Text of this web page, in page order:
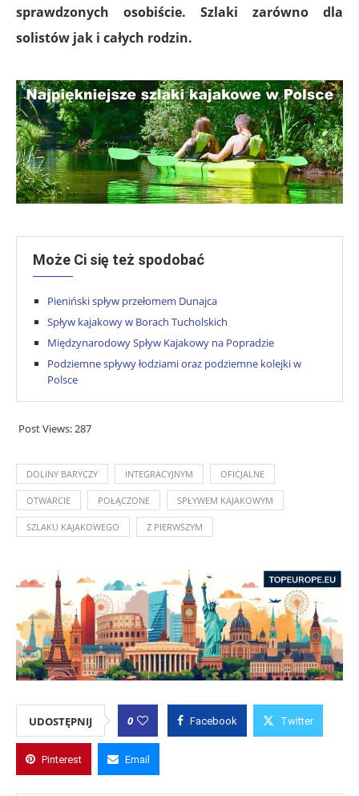
sprawdzonych osobiście. Szlaki zarówno dla
solistów jak i całych rodzin.
Może Ci się też spodobać
Pieniński spływ przełomem Dunajca
Spływ kajakowy w Borach Tucholskich
Międzynarodowy Spływ Kajakowy na Popradzie
Podziemne spływy łodziami oraz podziemne kolejki w
Polsce
Post Views:287
DOLINY BARYCZY INTEGRACYJNYM OFICJALNE
OTWARCIE POŁĄCZONE SPŁYWEM KAJAKOWYM
SZLAKU KAJAKOWEGO Z PIERWSZYM
UDOSTĘPNIJ 0 Facebook Twitter
Pinterest Email